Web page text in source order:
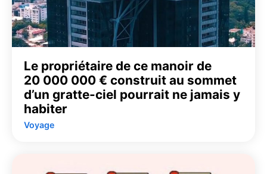
Le propriétaire de ce manoir de
20 000 000 € construit au sommet
d’un gratte-ciel pourrait ne jamais y
habiter
Voyage